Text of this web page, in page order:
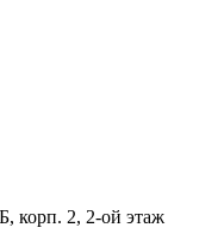
корп. 2, 2-ой этаж